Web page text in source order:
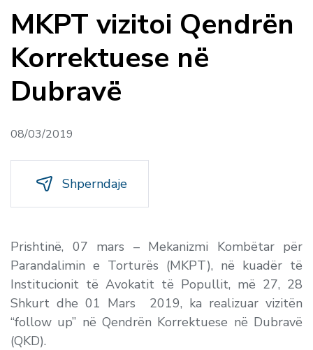
MKPT vizitoi Qendrën
Korrektuese në
Dubravë
08/03/2019
Shperndaje
Prishtinë, 07 mars – Mekanizmi Kombëtar për
Parandalimin e Torturës (MKPT), në kuadër të
Institucionit të Avokatit të Popullit, më 27, 28
Shkurt dhe 01 Mars 2019, ka realizuar vizitën
“follow up” në Qendrën Korrektuese në Dubravë
(QKD).